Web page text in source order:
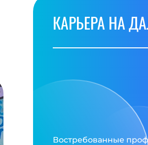
КАРЬЕРА НА
Востребованные